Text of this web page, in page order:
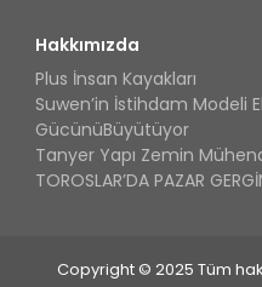
Hakkımızda
Plus İnsan Kayakları
Suwen’in İstihdam Modeli
GücünüBüyütüyor
Tanyer Yapı Zemin
TOROSLAR’DA PAZAR
Copyright © 2025 Tüm